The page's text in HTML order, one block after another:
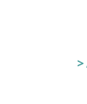
>